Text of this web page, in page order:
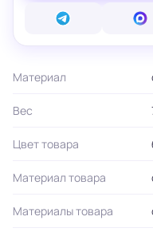
Материал
Вес
Цвет товара
Материал товара
Материалы товара